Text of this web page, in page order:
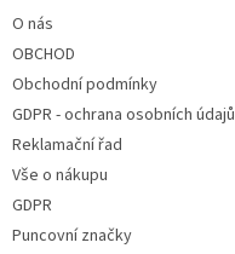
O nás
OBCHOD
Obchodní podmínky
GDPR - ochrana osobních údajů
Reklamační řad
Vše o nákupu
GDPR
Puncovní značky